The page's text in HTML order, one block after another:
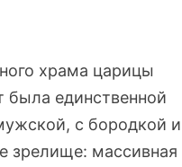
храма царицы
была единственной
с бородкой и
зрелище: массивная